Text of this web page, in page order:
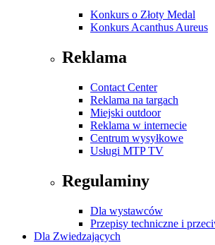
Konkurs o Złoty Medal
Konkurs Acanthus Aureus
Reklama
Contact Center
Reklama na targach
Miejski outdoor
Reklama w internecie
Centrum wysyłkowe
Usługi MTP TV
Regulaminy
Dla wystawców
Przepisy techniczne i
Dla Zwiedzających